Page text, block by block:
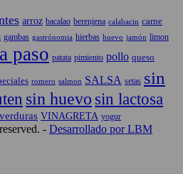
arroz bacalao berenjena calabacin carne
gambas gastrónomia hierbas huevo jamón limon
paso patata pimiento pollo queso
romero salmon SALSA setas sin
sin huevo sin lactosa
verduras VINAGRETA yogur
- Desarrollado por LBM